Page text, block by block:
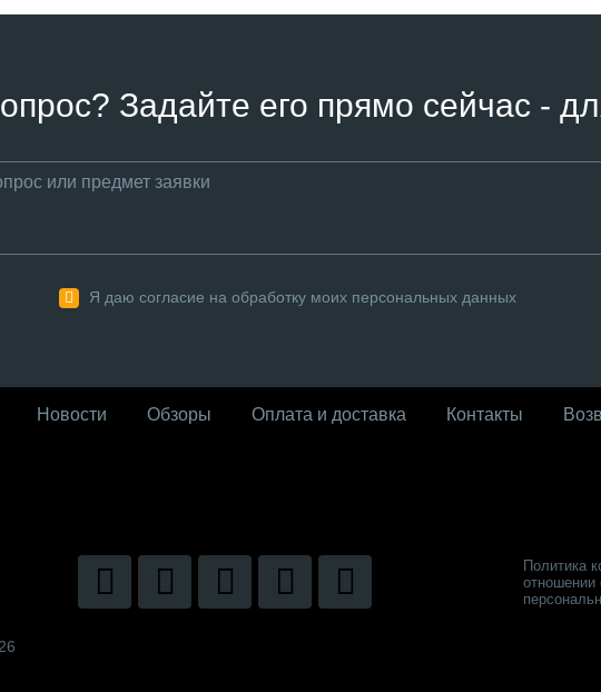
Задайте его прямо сейчас -
Я даю согласие на обработку моих персональных данных
Новости Обзоры Оплата и доставка Контакты
Политика
отношении